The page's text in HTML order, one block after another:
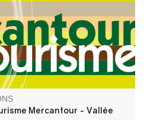
de ses partenaires .
Mercantour - Vallée